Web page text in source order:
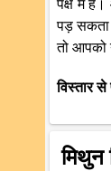
पक्ष में
पड़ सकता
तो आपको
विस्तार
मिथुन